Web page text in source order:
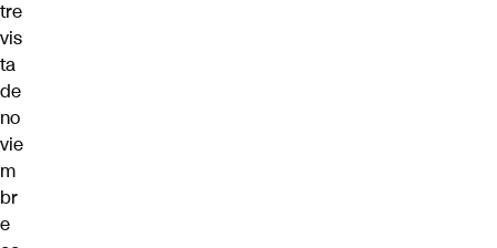
tre
vis
ta
de
no
vie
m
br
e